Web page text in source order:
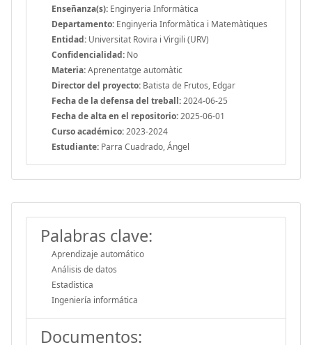
Enseñanza(s): Enginyeria Informàtica
Departamento: Enginyeria Informàtica i Matemàtiques
Entidad: Universitat Rovira i Virgili (URV)
Confidencialidad: No
Materia:Aprenentatge automàtic
Director del proyecto: Batista de Frutos, Edgar
Fecha de la defensa del treball:2024-06-25
Fecha de alta en el repositorio:2025-06-01
Curso académico:2023-2024
Estudiante: Parra Cuadrado, Ángel
Palabras clave:
Aprendizaje automático
Análisis de datos
Estadística
Ingeniería informática
Documentos: